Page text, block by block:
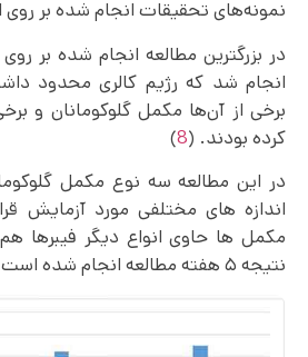
نمونه‌های تحقیقات انجام شده بر
انجام شد که رژیم کالری محدود
برخی از آن‌ها مکمل گلوکومانان و
کرده بودند. (8
)
در این مطالعه سه نوع مکمل
اندازه های مختلفی مورد آزمایش
مکمل ها حاوی انواع دیگر فیبرها
نتیجه ۵ هفته مطالعه انجام شده است: